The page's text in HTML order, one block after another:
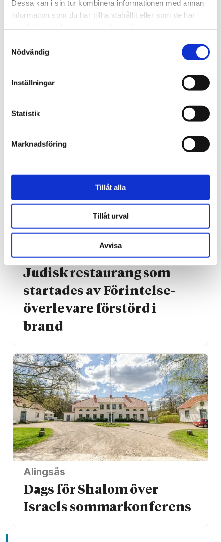
Dessa kan i sin tur kombinera informationen med annan
information som du har tillhandahållit eller som de har
Nödvändig
Inställningar
Statistik
Marknadsföring
Tillåt alla
Tillåt urval
Avvisa
Ateisten Henrik fångades
av den korsfäste Jesus
Kanada
Judisk restaurang som
startades av Förintelse­
överlevare förstörd i
brand
Alingsås
Dags för Shalom över
Israels sommarkonferens